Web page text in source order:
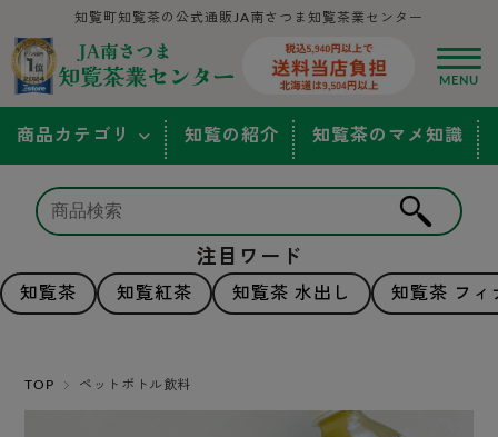
知覧町知覧茶の公式通販JA南さつま知覧茶業センター
商品カテゴリ 知覧の紹介 知覧茶のマメ知識
注目ワード
知覧茶 知覧紅茶 知覧茶 水出し 知覧茶 フィ
TOP ペットボトル飲料